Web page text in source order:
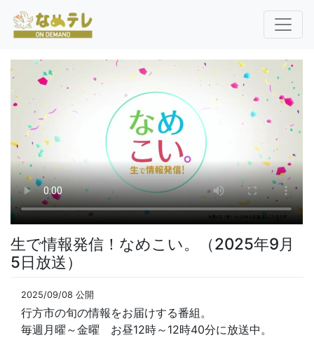
生で情報発信！なめこい。（2025年9月
5日放送）
2025/09/08 公開
行方市の旬の情報をお届けする番組。
毎週月曜～金曜 お昼12時～12時40分に放送中。